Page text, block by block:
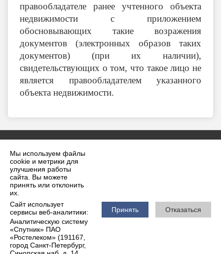
Мы используем файлы
cookie и метрики для
улучшения работы
сайта. Вы можете
принять или отклонить
их.
Сайт использует
сервисы веб-аналитики:
Аналитическую систему
«Спутник» ПАО
«Ростелеком» (191167,
город Санкт-Петербург,
Принять Отказаться
правообладателе ранее учтенного объекта
недвижимости с приложением
обосновывающих такие возражения
документов (электронных образов таких
документов) (при их наличии),
свидетельствующих о том, что такое лицо не
является правообладателем указанного
объекта недвижимости.
2026 г. krilovskaya.ru
Вход
Карта сайта
Политика обработки персональных данных
Сделано на KubCMS
Разработка и поддержка